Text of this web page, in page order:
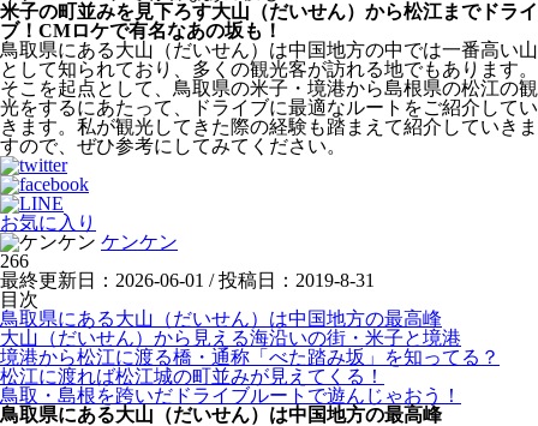
米子の町並みを見下ろす大山（だいせん）から松江までドライ
ブ！CMロケで有名なあの坂も！
鳥取県にある大山（だいせん）は中国地方の中では一番高い山
として知られており、多くの観光客が訪れる地でもあります。
そこを起点として、鳥取県の米子・境港から島根県の松江の観
光をするにあたって、ドライブに最適なルートをご紹介してい
きます。私が観光してきた際の経験も踏まえて紹介していきま
すので、ぜひ参考にしてみてください。
お気に入り
ケンケン
266
最終更新日：2026-06-01 / 投稿日： 2019-8-31
目次
鳥取県にある大山（だいせん）は中国地方の最高峰
大山（だいせん）から見える海沿いの街・米子と境港
境港から松江に渡る橋・通称「べた踏み坂」を知ってる？
松江に渡れば松江城の町並みが見えてくる！
鳥取・島根を跨いだドライブルートで遊んじゃおう！
鳥取県にある大山（だいせん）は中国地方の最高峰